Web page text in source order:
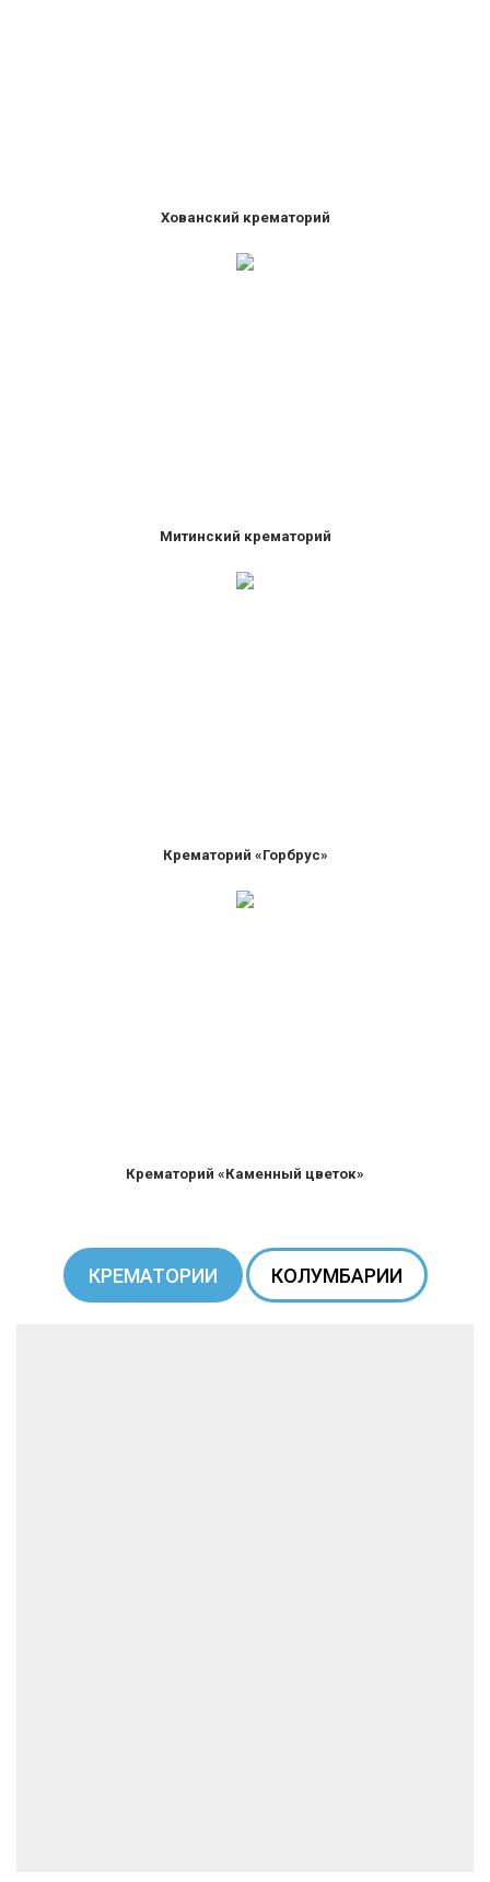
Хованский крематорий
Митинский крематорий
Крематорий «Горбрус»
Крематорий «Каменный цветок»
КРЕМАТОРИИ КОЛУМБАРИИ